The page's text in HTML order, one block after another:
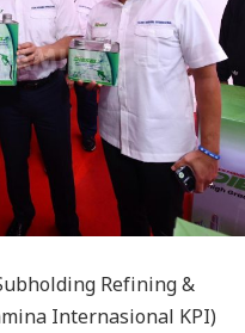
Refining &
Internasional KPI)